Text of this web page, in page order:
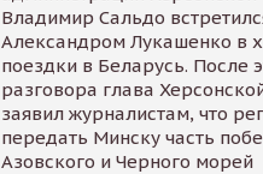
Владимир Сальдо
Александром Лукашенко в
поездки в Беларусь. После
разговора глава
заявил журналистам, что
передать Минску часть
Азовского и Черного морей